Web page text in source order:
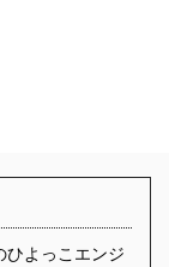
ひよっこエンジ